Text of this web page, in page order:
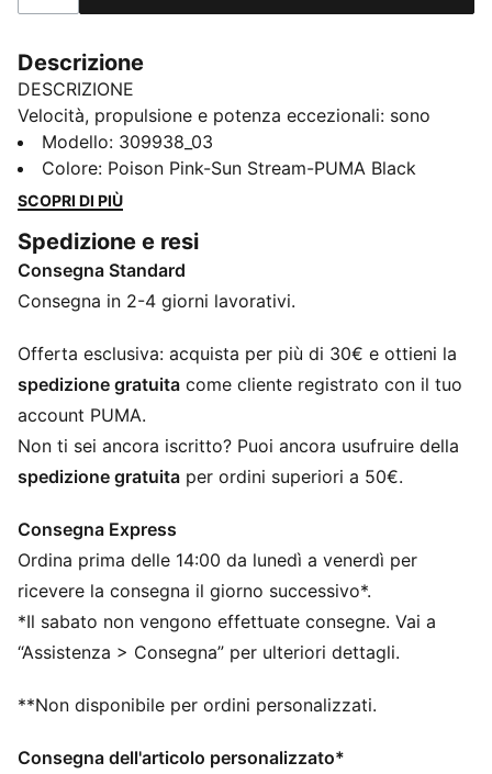
Descrizione
DESCRIZIONE
Velocità, propulsione e potenza eccezionali: sono
queste le caratteristiche delle scarpe per il lancio del
giavellotto evoSPEED Elite 2.0. Dotate di suola
PUMAGRIP per un’aderenza senza pari, queste scarpe
chiodi per una maggiore potenza e velocità. I tre
cinturini a metà del piede assicurano la massima
stabilità, mentre la soletta interna fustellata Eco
comodità quando lanci il giavellotto per registrare il
prossimo record.
DETTAGLI
Tre cinturini a metà del piede per la massima stabilità
Soletta interna fustellata Eco Ortholite Ultra incollata
Piastra EVONIK integrale interna
22 attacchi per chiodi intercambiabili da 12 mm
Suola in gomma PUMAGRIP
Modello: 309938_03
Colore: Poison Pink-Sun Stream-PUMA Black
SCOPRI DI PIÙ
Spedizione e resi
Consegna Standard
Consegna in 2-4 giorni lavorativi.
Offerta esclusiva: acquista per più di 30€ e ottieni la
spedizione gratuita come cliente registrato con il tuo
account PUMA.
Non ti sei ancora iscritto? Puoi ancora usufruire della
spedizione gratuita per ordini superiori a 50€.
Consegna Express
Ordina prima delle 14:00 da lunedì a venerdì per
ricevere la consegna il giorno successivo*.
*Il sabato non vengono effettuate consegne. Vai a
“Assistenza > Consegna” per ulteriori dettagli.
**Non disponibile per ordini personalizzati.
Consegna dell'articolo personalizzato*